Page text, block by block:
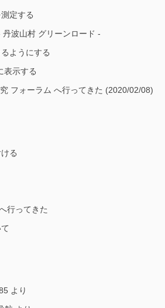
定する
波山村 グリーンロード -
ようにする
表示する
フォーラム へ行ってきた (2020/02/08)
る
行ってきた
より